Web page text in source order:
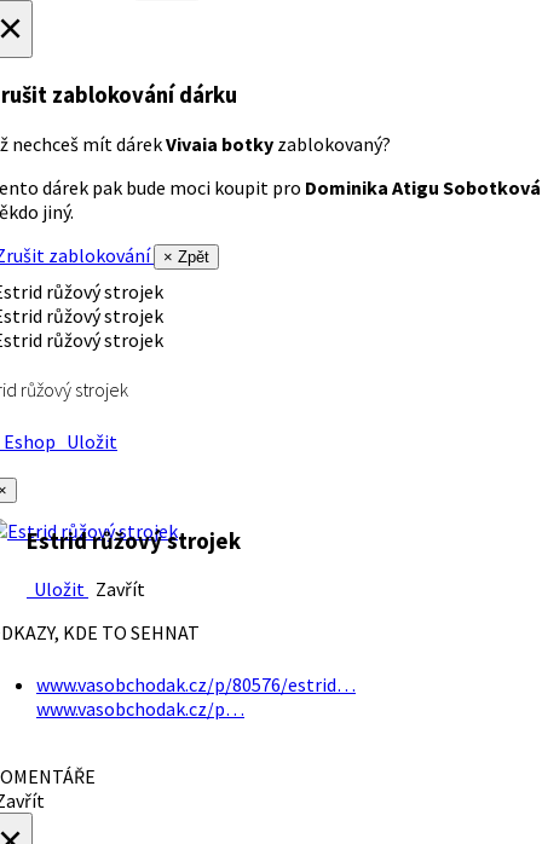
zablokování dárku
nechceš mít dárekVivaia botky zablokovaný?
dárek pak bude moci koupit pro Dominika Atigu Sobotková
jiný.
zablokování
× Zpět
růžový strojek
Uložit
Estrid růžový strojek
Uložit Zavřít
KDE TO SEHNAT
www.vasobchodak.cz/p/80576/estrid…
www.vasobchodak.cz/p…